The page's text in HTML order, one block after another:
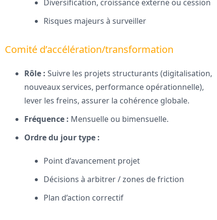
Diversification, croissance externe ou cession
Risques majeurs à surveiller
Comité d’accélération/transformation
Rôle : Suivre les projets structurants (digitalisation,
nouveaux services, performance opérationnelle),
lever les freins, assurer la cohérence globale.
Fréquence : Mensuelle ou bimensuelle.
Ordre du jour type :
Point d’avancement projet
Décisions à arbitrer / zones de friction
Plan d’action correctif